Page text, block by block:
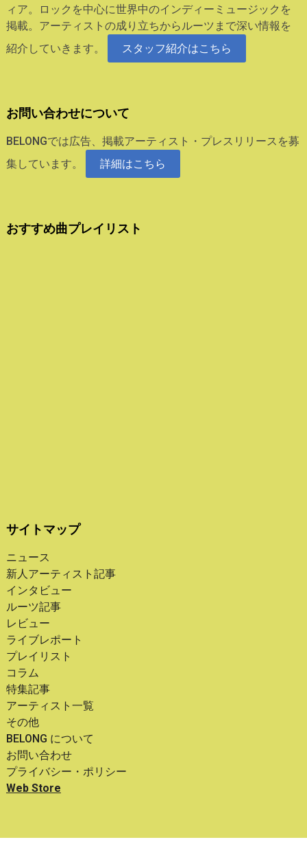
ィア。ロックを中心に世界中のインディーミュージックを
掲載。アーティストの成り立ちからルーツまで深い情報を
紹介していきます。
スタッフ紹介はこちら
お問い合わせについて
BELONGでは広告、掲載アーティスト・プレスリリースを募
集しています。
詳細はこちら
おすすめ曲プレイリスト
サイトマップ
ニュース
新人アーティスト記事
インタビュー
ルーツ記事
レビュー
ライブレポート
プレイリスト
コラム
特集記事
アーティスト一覧
その他
BELONG について
お問い合わせ
プライバシー・ポリシー
Web Store